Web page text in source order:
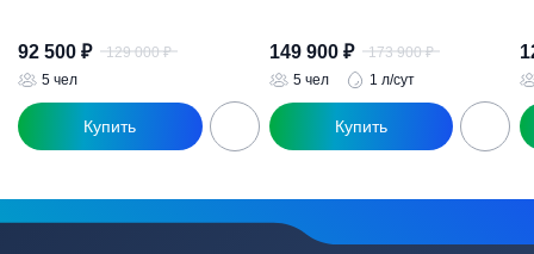
129 000₽
Первоначальная
129
000 ₽.
92 500 ₽
500 ₽.
5 чел
173 900₽
173
900 ₽.
149 900 ₽
900 ₽.
5 чел 1 л/сут